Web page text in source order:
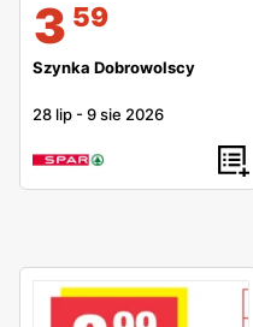
3 59
Szynka Dobrowolscy
28 lip -9 sie 2026